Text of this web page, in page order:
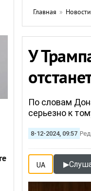
Главная » Новости
У
По словам
серьезно к
8-12-2024, 09:57
UA ▶